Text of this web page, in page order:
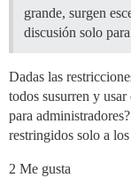
grande, surgen
discusión solo
Dadas las
todos susurren y
para
restringidos solo a
2 Me gusta